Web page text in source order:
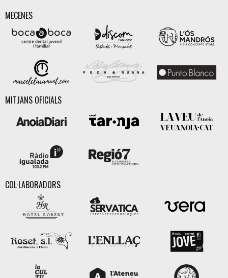
MECENES
MITJANS OFICIALS
COL·LABORADORS